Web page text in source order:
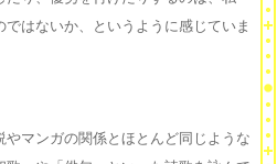
はないか、というように感じていま
マンガの関係とほとんど同じような